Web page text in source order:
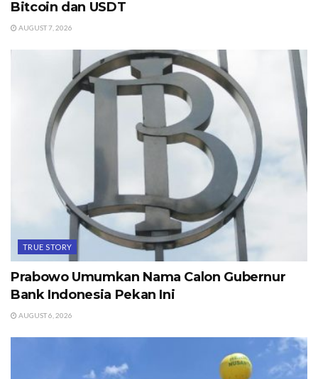
Bitcoin dan USDT
AUGUST 7, 2026
TRUE STORY
Prabowo Umumkan Nama Calon Gubernur
Bank Indonesia Pekan Ini
AUGUST 6, 2026